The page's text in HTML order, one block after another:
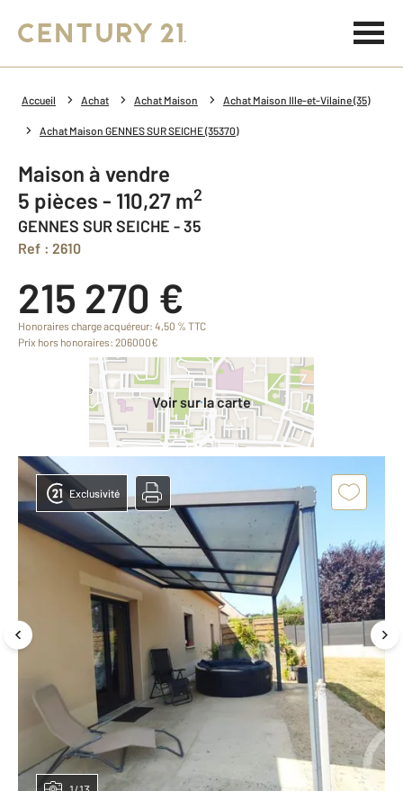
Accueil Achat Achat Maison Achat Maison Ille-et-Vilaine (35)
Achat Maison GENNES SUR SEICHE (35370)
Maison à vendre
5 pièces - 110,27 m2
GENNES SUR SEICHE - 35
Ref : 2610
215 270 €
Honoraires charge acquéreur: 4,50 % TTC
Prix hors honoraires: 206000€
Voir sur la carte
Exclusivité